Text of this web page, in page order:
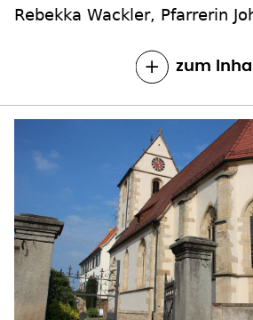
Rebekka Wackler, Pfarrerin
zum